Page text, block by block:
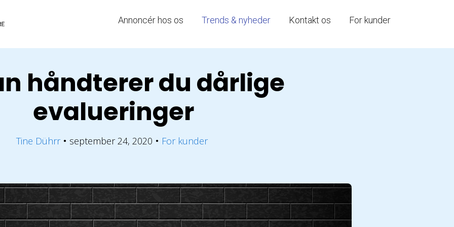
Annoncér hos os Trends & nyheder Kontakt os For kunder
håndterer du dårlige
evalueringer
Tine Dührr● september 24, 2020 ● For kunder